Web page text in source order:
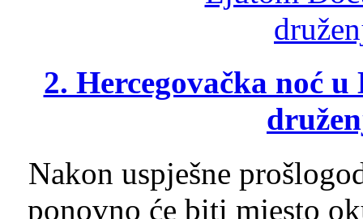
2. Hercegovačka noć
Nakon uspješne
ponovno će biti mjesto